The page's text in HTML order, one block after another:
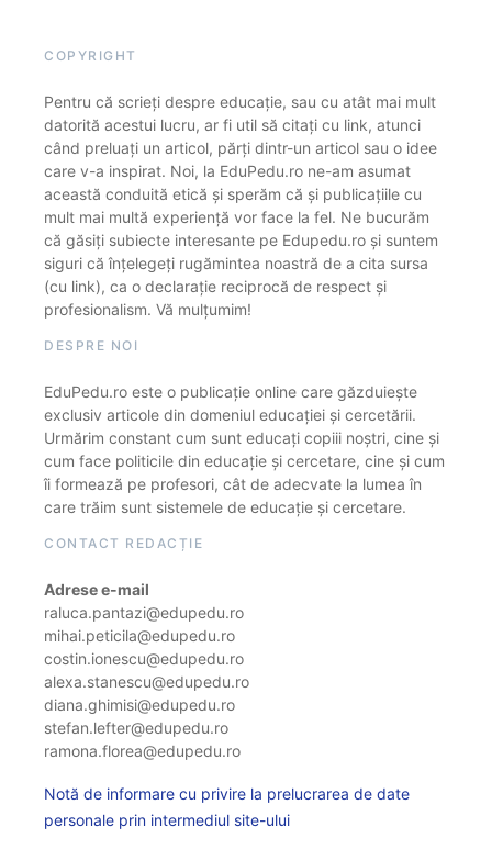
COPYRIGHT
Pentru că scrieți despre educație, sau cu atât mai mult
datorită acestui lucru, ar fi util să citați cu link, atunci
când preluați un articol, părți dintr-un articol sau o idee
care v-a inspirat. Noi, la EduPedu.ro ne-am asumat
această conduită etică și sperăm că și publicațiile cu
mult mai multă experiență vor face la fel. Ne bucurăm
că găsiți subiecte interesante pe Edupedu.ro și suntem
siguri că înțelegeți rugămintea noastră de a cita sursa
(cu link), ca o declarație reciprocă de respect și
profesionalism. Vă mulțumim!
DESPRE NOI
EduPedu.ro este o publicație online care găzduiește
exclusiv articole din domeniul educației și cercetării.
Urmărim constant cum sunt educați copiii noștri, cine și
cum face politicile din educație și cercetare, cine și cum
îi formează pe profesori, cât de adecvate la lumea în
care trăim sunt sistemele de educație și cercetare.
CONTACT REDACȚIE
Adrese e-mail
raluca.pantazi@edupedu.ro
mihai.peticila@edupedu.ro
costin.ionescu@edupedu.ro
alexa.stanescu@edupedu.ro
diana.ghimisi@edupedu.ro
stefan.lefter@edupedu.ro
ramona.florea@edupedu.ro
Notă de informare cu privire la prelucrarea de date
personale prin intermediul site-ului